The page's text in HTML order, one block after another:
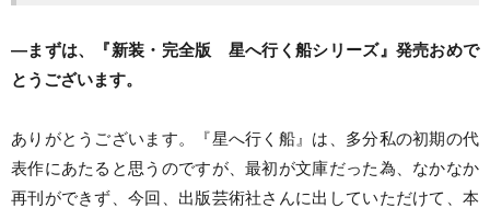
―まずは、『新装・完全版 星へ行く船シリーズ』発売おめで
とうございます。
ありがとうございます。『星へ行く船』は、多分私の初期の代
表作にあたると思うのですが、最初が文庫だった為、なかなか
再刊ができず、今回、出版芸術社さんに出していただけて、本